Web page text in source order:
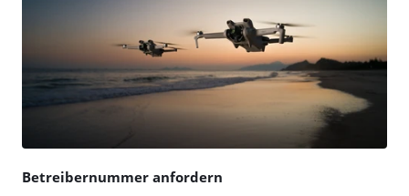
Betreibernummer anfordern